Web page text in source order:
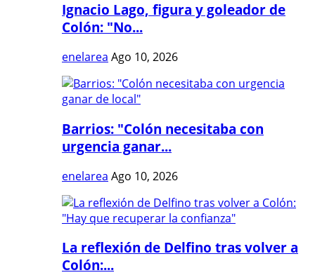
Ignacio Lago, figura y goleador de
Colón: "No...
enelarea Ago 10, 2026
Barrios: "Colón necesitaba con
urgencia ganar...
enelarea Ago 10, 2026
La reflexión de Delfino tras volver a
Colón:...